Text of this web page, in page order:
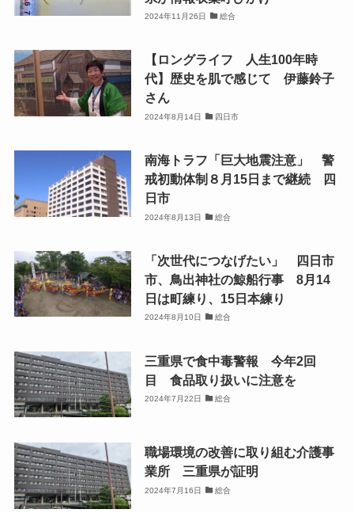
2024年11月26日 総合
【ロングライフ 人生100年時
代】歴史を肌で感じて 伊藤鈴子
さん
2024年8月14日 四日市
南海トラフ「巨大地震注意」 警
戒初動体制８月15日まで継続 四
日市
2024年8月13日 総合
「次世代につなげたい」 四日市
市、鳥出神社の鯨船行事 8月14
日は町練り、15日本練り
2024年8月10日 総合
三重県で食中毒警報 今年2回
目 食品取り扱いに注意を
2024年7月22日 総合
職場環境の改善に取り組む介護事
業所 三重県が証明
2024年7月16日 総合